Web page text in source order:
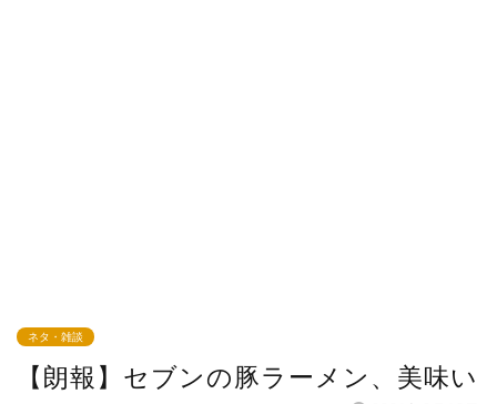
ネタ・雑談
【朗報】セブンの豚ラーメン、美味い